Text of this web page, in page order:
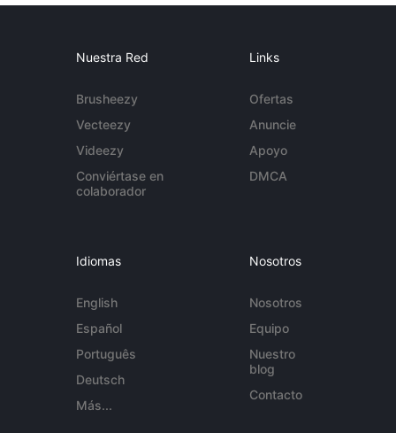
Nuestra Red
Brusheezy
Vecteezy
Videezy
Conviértase en
colaborador
Links
Ofertas
Anuncie
Apoyo
DMCA
Idiomas
English
Español
Português
Deutsch
Más...
Nosotros
Nosotros
Equipo
Nuestro
blog
Contacto